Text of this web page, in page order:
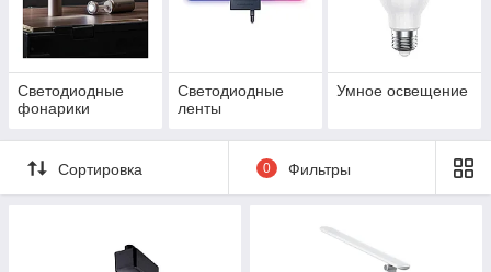
Светодиодные
фонарики
Светодиодные
ленты
Умное освещение
Сортировка 0 Фильтры